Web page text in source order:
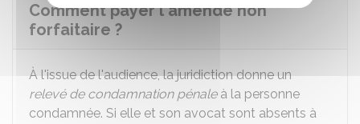
Comment payer l'amende non
forfaitaire ?
À l'issue de l'audience, la juridiction donne un
relevé de condamnation pénaleà la personne
condamnée. Si elle et son avocat sont absents à